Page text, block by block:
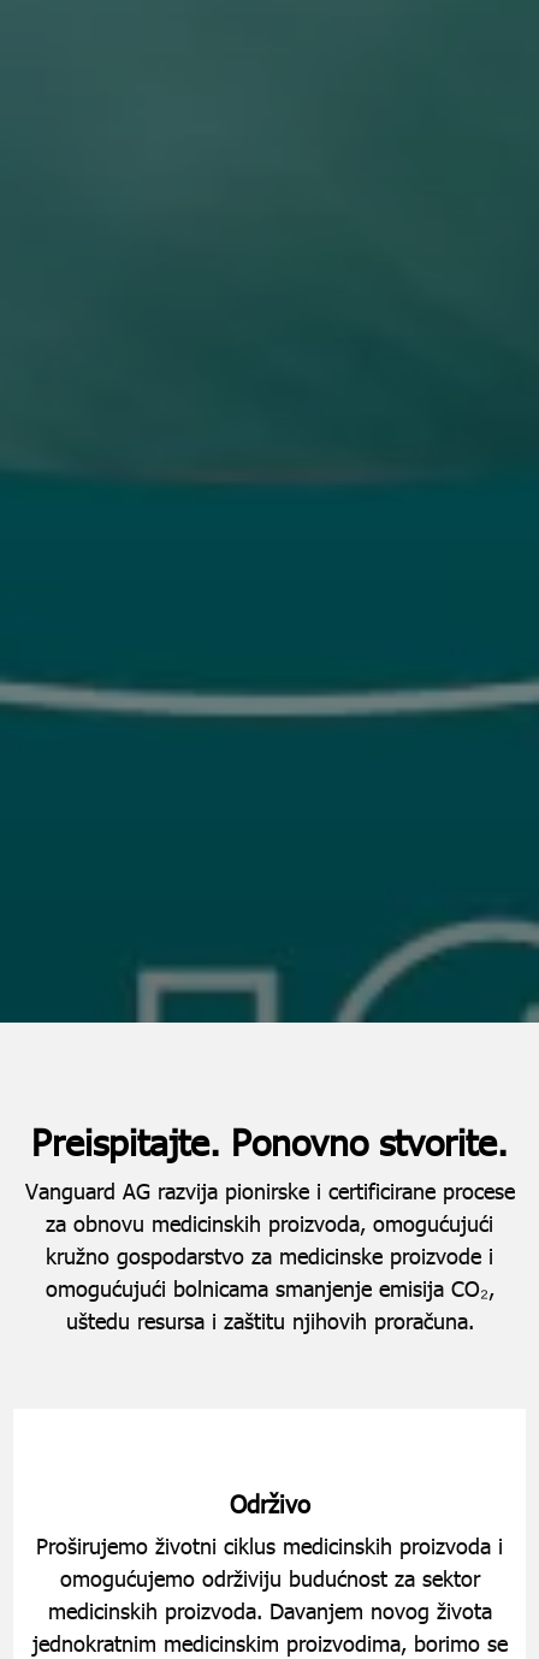
Preispitajte. Ponovno stvorite.
Vanguard AG razvija pionirske i certificirane procese
za obnovu medicinskih proizvoda, omogućujući
kružno gospodarstvo za medicinske proizvode i
omogućujući bolnicama smanjenje emisija CO₂,
uštedu resursa i zaštitu njihovih proračuna.
Održivo
Proširujemo životni ciklus medicinskih proizvoda i
omogućujemo održiviju budućnost za sektor
medicinskih proizvoda. Davanjem novog života
jednokratnim medicinskim proizvodima, borimo se